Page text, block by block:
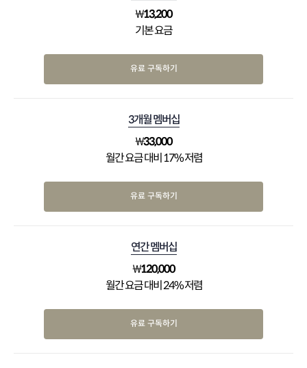
₩13,200
기본 요금
유료 구독하기
3개월 멤버십
₩33,000
월간 요금 대비 17% 저렴
유료 구독하기
연간 멤버십
₩120,000
월간 요금 대비 24% 저렴
유료 구독하기